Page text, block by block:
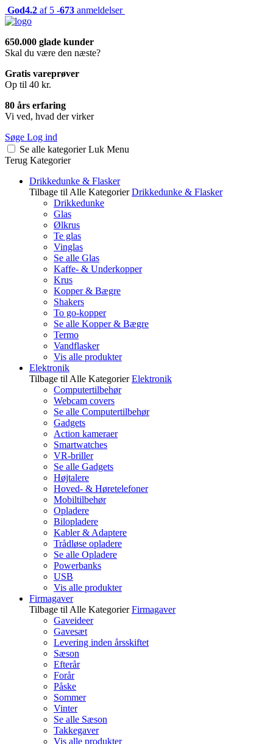
God4.2 af 5 -673 anmeldelser
650.000 glade kunder
Skal du være den næste?
Gratis vareprøver
Op til 40 kr.
80 års erfaring
Vi ved, hvad der virker
Søge Log ind
Se alle kategorier Luk Menu
Terug Kategorier
Drikkedunke & Flasker
Tilbage til Alle Kategorier Drikkedunke & Flasker
Drikkedunke
Glas
Ølkrus
Te glas
Vinglas
Se alle Glas
Kaffe- & Underkopper
Krus
Kopper & Bægre
Shakers
To go-kopper
Se alle Kopper & Bægre
Termo
Vandflasker
Vis alle produkter
Elektronik
Tilbage til Alle Kategorier Elektronik
Computertilbehør
Webcam covers
Se alle Computertilbehør
Gadgets
Action kameraer
Smartwatches
VR-briller
Se alle Gadgets
Højtalere
Hoved- & Høretelefoner
Mobiltilbehør
Opladere
Bilopladere
Kabler & Adaptere
Trådløse opladere
Se alle Opladere
Powerbanks
USB
Vis alle produkter
Firmagaver
Tilbage til Alle Kategorier Firmagaver
Gaveideer
Gavesæt
Levering inden årsskiftet
Sæson
Efterår
Forår
Påske
Sommer
Vinter
Se alle Sæson
Takkegaver
Vis alle produkter